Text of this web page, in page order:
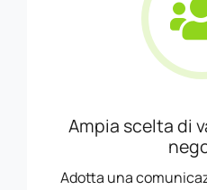
Ampia scelta di
Adotta una